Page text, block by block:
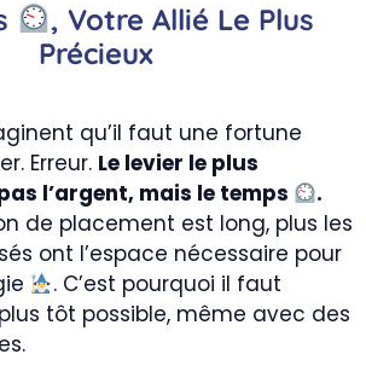
, Votre Allié Le Plus
Précieux
qu’il faut une fortune
Erreur. Le levier le plus
l’argent, mais le temps
.
de placement est long, plus les
ont l’espace nécessaire pour
. C’est pourquoi il faut
tôt possible, même avec des